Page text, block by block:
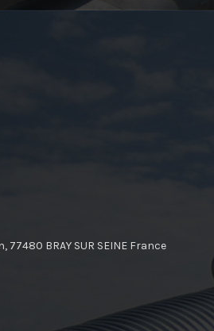
77480 BRAY SUR SEINE France